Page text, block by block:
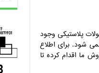
پلاستیکی وجود
شود. برای اطلاع
ما اقدام کرده تا